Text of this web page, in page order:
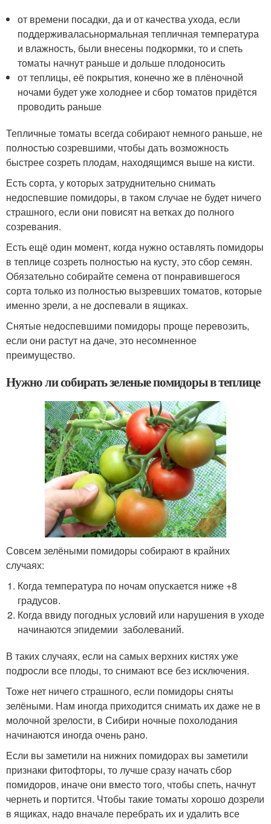
от времени посадки, да и от качества ухода, если
поддерживаласьнормальная тепличная температура
и влажность, были внесены подкормки, то и спеть
томаты начнут раньше и дольше плодоносить
от теплицы, её покрытия, конечно же в плёночной
ночами будет уже холоднее и сбор томатов придётся
проводить раньше
Тепличные томаты всегда собирают немного раньше, не
полностью созревшими, чтобы дать возможность
быстрее созреть плодам, находящимся выше на кисти.
Есть сорта, у которых затруднительно снимать
недоспевшие помидоры, в таком случае не будет ничего
страшного, если они повисят на ветках до полного
созревания.
Есть ещё один момент, когда нужно оставлять помидоры
в теплице созреть полностью на кусту, это сбор семян.
Обязательно собирайте семена от понравившегося
сорта только из полностью вызревших томатов, которые
именно зрели, а не доспевали в ящиках.
Снятые недоспевшими помидоры проще перевозить,
если они растут на даче, это несомненное
преимущество.
Нужно ли собирать зеленые помидоры в теплице
Совсем зелёными помидоры собирают в крайних
случаях:
Когда температура по ночам опускается ниже +8
градусов.
Когда ввиду погодных условий или нарушения в уходе
начинаются эпидемии заболеваний.
В таких случаях, если на самых верхних кистях уже
подросли все плоды, то снимают все без исключения.
Тоже нет ничего страшного, если помидоры сняты
зелёными. Нам иногда приходится снимать их даже не в
молочной зрелости, в Сибири ночные похолодания
начинаются иногда очень рано.
Если вы заметили на нижних помидорах вы заметили
признаки фитофторы, то лучше сразу начать сбор
помидоров, иначе они вместо того, чтобы спеть, начнут
чернеть и портится. Чтобы такие томаты хорошо дозрели
в ящиках, надо вначале перебрать их и удалить все